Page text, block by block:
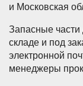
и Московская
Запасные части
складе и под
электронной
менеджеры